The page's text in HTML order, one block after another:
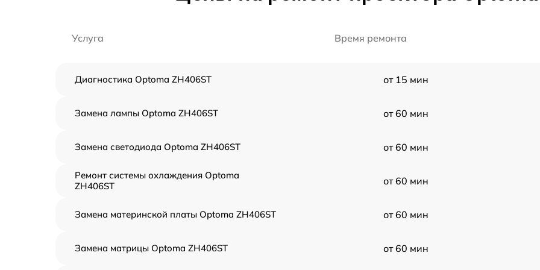
Услуга Время ремонта
Диагностика Optoma ZH406ST от 15 мин
Замена лампы Optoma ZH406ST от 60 мин
Замена светодиода Optoma ZH406ST от 60 мин
Ремонт системы охлаждения Optoma
ZH406ST
от 60 мин
Замена материнской платы Optoma ZH406ST от 60 мин
Замена матрицы Optoma ZH406ST от 60 мин